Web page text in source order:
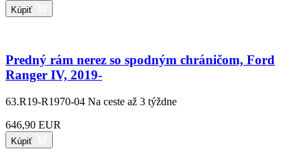
Kúpiť
Predný rám nerez so spodným chráničom, Ford
Ranger IV, 2019-
63.R19-R1970-04 Na ceste až 3 týždne
646,90 EUR
Kúpiť